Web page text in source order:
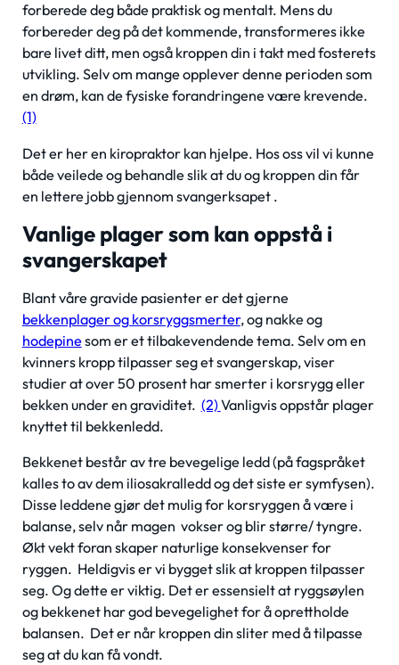
forberede deg både praktisk og mentalt. Mens du
forbereder deg på det kommende, transformeres ikke
bare livet ditt, men også kroppen din i takt med fosterets
utvikling. Selv om mange opplever denne perioden som
en drøm, kan de fysiske forandringene være krevende.
(1)
Det er her en kiropraktor kan hjelpe. Hos oss vil vi kunne
både veilede og behandle slik at du og kroppen din får
en lettere jobb gjennom svangerksapet .
Vanlige plager som kan oppstå i
svangerskapet
Blant våre gravide pasienter er det gjerne
bekkenplager og korsryggsmerter, og nakke og
hodepinesom er et tilbakevendende tema. Selv om en
kvinners kropp tilpasser seg et svangerskap, viser
studier at over 50 prosent har smerter i korsrygg eller
bekken under en graviditet. (2)Vanligvis oppstår plager
knyttet til bekkenledd.
Bekkenet består av tre bevegelige ledd (på fagspråket
kalles to av dem iliosakralledd og det siste er symfysen).
Disse leddene gjør det mulig for korsryggen å være i
balanse, selv når magen vokser og blir større/ tyngre.
Økt vekt foran skaper naturlige konsekvenser for
ryggen. Heldigvis er vi bygget slik at kroppen tilpasser
seg. Og dette er viktig. Det er essensielt at ryggsøylen
og bekkenet har god bevegelighet for å oprettholde
balansen. Det er når kroppen din sliter med å tilpasse
seg at du kan få vondt.